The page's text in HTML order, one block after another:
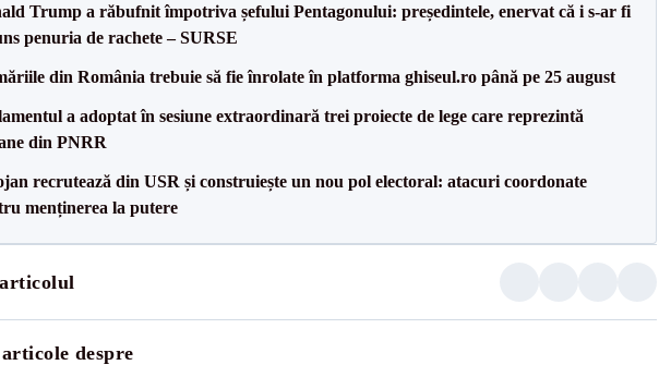
Trump a răbufnit împotriva șefului Pentagonului: președintele, enervat că i s-ar fi
penuria de rachete – SURSE
din România trebuie să fie înrolate în platforma ghiseul.ro până pe 25 august
a adoptat în sesiune extraordinară trei proiecte de lege care reprezintă
din PNRR
recrutează din USR și construiește un nou pol electoral: atacuri coordonate
menținerea la putere
despre